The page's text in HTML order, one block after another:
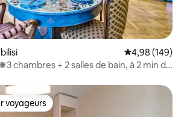
Note
4,98 (149)
chambres + 2 salles de bain, à 2 min de
parmi les plus aimés
voyageurs